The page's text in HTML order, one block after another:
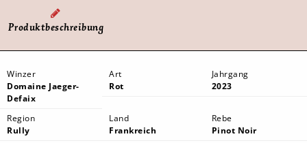
Produktbeschreibung
Winzer
Domaine Jaeger-
Defaix
Art
Rot
Jahrgang
2023
Region
Rully
Land
Frankreich
Rebe
Pinot Noir